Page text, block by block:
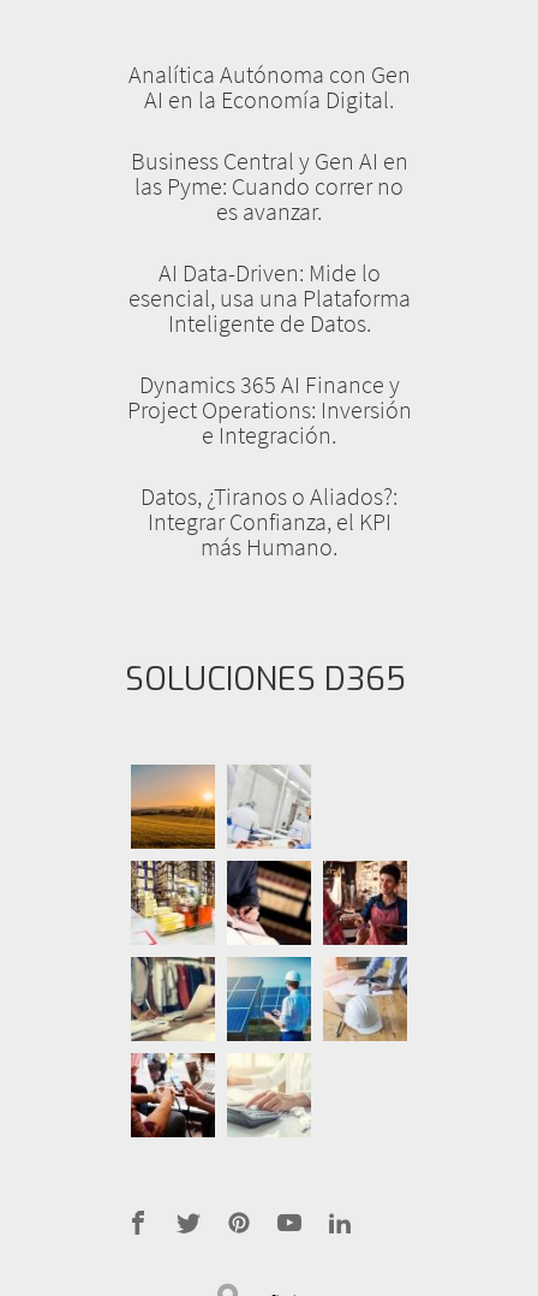
Analítica Autónoma con Gen
AI en la Economía Digital.
Business Central y Gen AI en
las Pyme: Cuando correr no
es avanzar.
AI Data-Driven: Mide lo
esencial, usa una Plataforma
Inteligente de Datos.
Dynamics 365 AI Finance y
Project Operations: Inversión
e Integración.
Datos, ¿Tiranos o Aliados?:
Integrar Confianza, el KPI
más Humano.
SOLUCIONES D365